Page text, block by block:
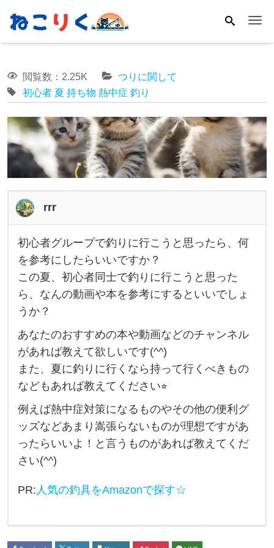
閲覧数：2.25K
つりに関して
初心者 夏 持ち物 熱中症 釣り
rrr
初
心
者
グ
ル
ー
プ
で
釣
り
に
行
う
思
初心者グループで釣りに行こうと思ったら、何
を参考にしたらいいですか？
この夏、初心者同士で釣りに行こうと思った
ら、なんの動画や本を参考にするといいでしょ
うか？
あなたのおすすめの本や動画などのチャンネル
があれば教えて欲しいです(^^)
また、夏に釣りに行くなら持って行くべきもの
などもあれば教えてください⭐︎
例えば熱中症対策になるものやその他の便利グ
ッズなどあまり嵩張らないものが理想ですがあ
ったらいいよ！と言うものがあれば教えてくだ
さい(^^)
PR: 人気の釣具をAmazonで探す☆